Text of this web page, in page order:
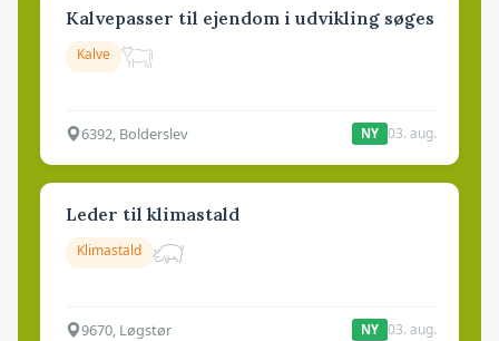
Kalvepasser til ejendom i udvikling søges
Kalve
6392, Bolderslev NY 03. aug.
Leder til klimastald
Klimastald
9670, Løgstør NY 03. aug.